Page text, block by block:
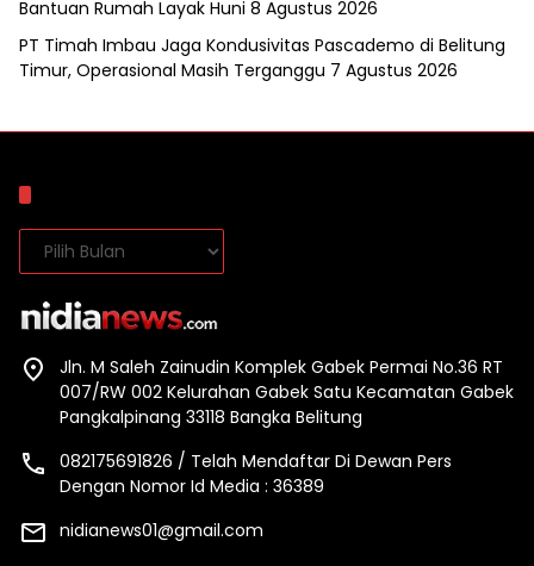
Bantuan Rumah Layak Huni 8 Agustus 2026
PT Timah Imbau Jaga Kondusivitas Pascademo di Belitung
Timur, Operasional Masih Terganggu 7 Agustus 2026
Arsip
Jln. M Saleh Zainudin Komplek Gabek Permai No.36 RT
007/RW 002 Kelurahan Gabek Satu Kecamatan Gabek
Pangkalpinang 33118 Bangka Belitung
082175691826 / Telah Mendaftar Di Dewan Pers
Dengan Nomor Id Media : 36389
nidianews01@gmail.com